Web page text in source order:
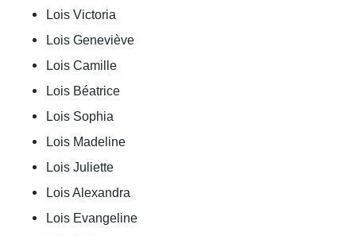
Lois Victoria
Lois Geneviève
Lois Camille
Lois Béatrice
Lois Sophia
Lois Madeline
Lois Juliette
Lois Alexandra
Lois Evangeline